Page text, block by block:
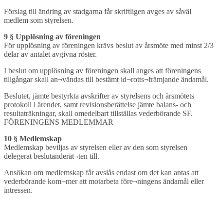
Förslag till ändring av stadgarna får skriftligen avges av såväl
medlem som styrelsen.
9 § Upplösning av föreningen
För upplösning av föreningen krävs beslut av årsmöte med minst 2/3
delar av antalet avgivna röster.
I beslut om upplösning av föreningen skall anges att föreningens
tillgångar skall an¬vändas till bestämt id¬rotts¬främjande ändamål.
Beslutet, jämte bestyrkta avskrifter av styrelsens och årsmötets
protokoll i ärendet, samt revisionsberättelse jämte balans- och
resultaträkningar, skall omedelbart tillställas vederbörande SF.
FÖRENINGENS MEDLEMMAR
10 § Medlemskap
Medlemskap beviljas av styrelsen eller av den som styrelsen
delegerat beslutanderät¬ten till.
Ansökan om medlemskap får avslås endast om det kan antas att
vederbörande kom¬mer att motarbeta före¬ningens ändamål eller
intressen.